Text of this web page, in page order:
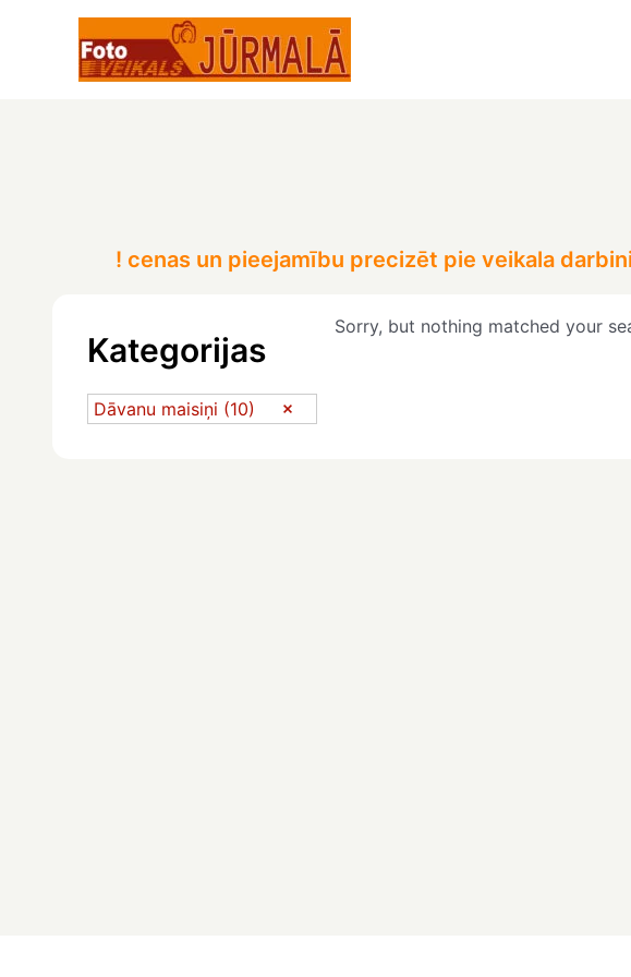
! cenas un pieejamību precizēt pie veikala
Kategorijas
Dāvanu maisiņi (10)
Sorry, but nothing matched your